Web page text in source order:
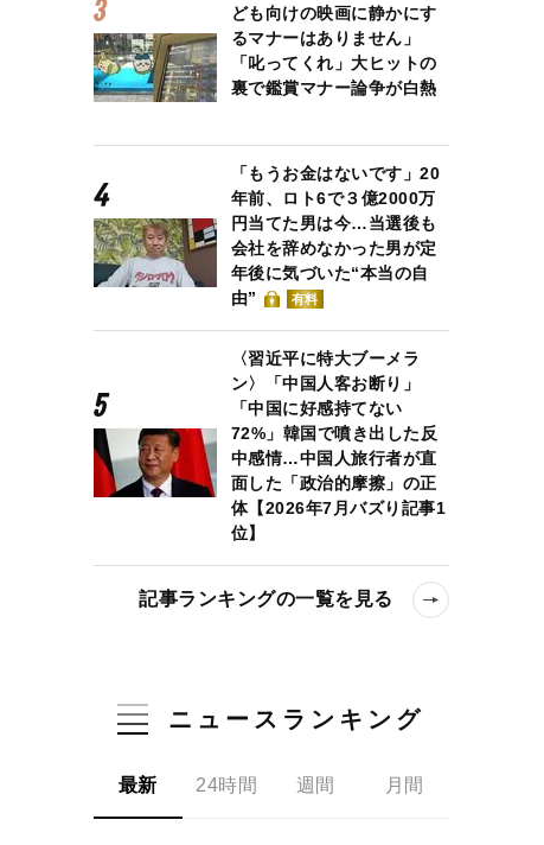
ども向けの映画に静かにす
るマナーはありません」
「叱ってくれ」大ヒットの
裏で鑑賞マナー論争が白熱
「もうお金はないです」20
年前、ロト6で３億2000万
円当てた男は今…当選後も
会社を辞めなかった男が定
年後に気づいた“本当の自
由”
有料
〈習近平に特大ブーメラ
ン〉「中国人客お断り」
「中国に好感持てない
72%」韓国で噴き出した反
中感情…中国人旅行者が直
面した「政治的摩擦」の正
体【2026年7月バズり記事1
位】
記事ランキングの一覧を見る
ニュースランキング
最新 24時間 週間 月間